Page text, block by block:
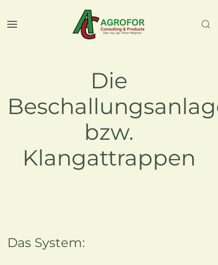
Zum Hauptinhalt springen
Die
bzw.
Klangattrappen
Das System: